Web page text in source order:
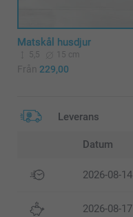
Matskål husdjur
5,5 15 cm
Från 229,00
Leverans
Datum
2026-08-14
2026-08-17